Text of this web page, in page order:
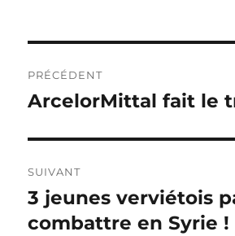
de
PRÉCÉDENT
Publication
ArcelorMittal fait le
SUIVANT
Publication
suivante :
3 jeunes verviétois
combattre en Syrie !